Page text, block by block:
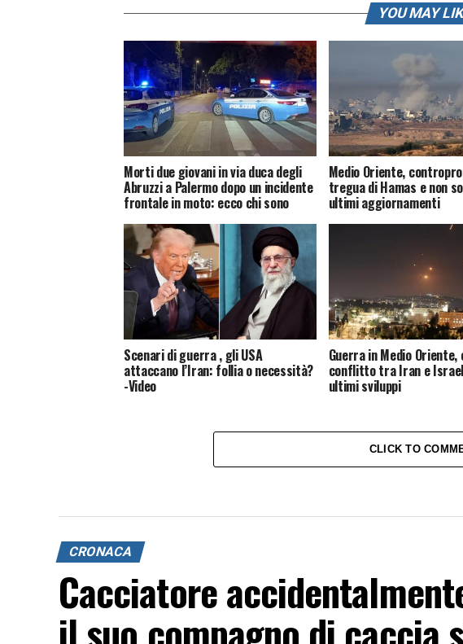
YOU MAY
Morti due giovani in via duca degli
Abruzzi a Palermo dopo un incidente
frontale in moto: ecco chi sono
Medio Oriente,
tregua di Hamas e non
ultimi aggiornamenti
Scenari di guerra , gli USA
attaccano l’Iran: follia o necessità?
-Video
Guerra in Medio
conflitto tra Iran e
ultimi sviluppi
CLICK TO
CRONACA
Cacciatore
il suo compagno di caccia